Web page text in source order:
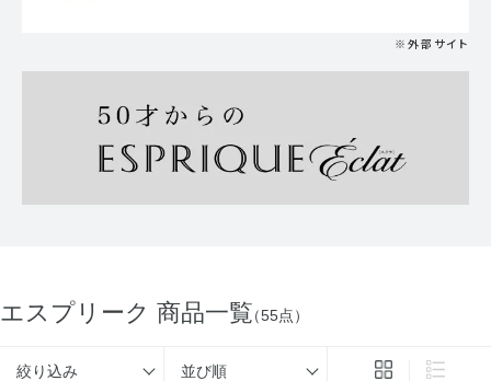
※外部サイト
エスプリーク 商品一覧（55点）
絞り込み 並び順